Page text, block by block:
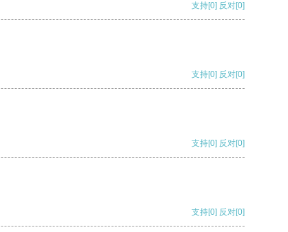
支持[0] 反对[0]
支持[0] 反对[0]
支持[0] 反对[0]
支持[0] 反对[0]